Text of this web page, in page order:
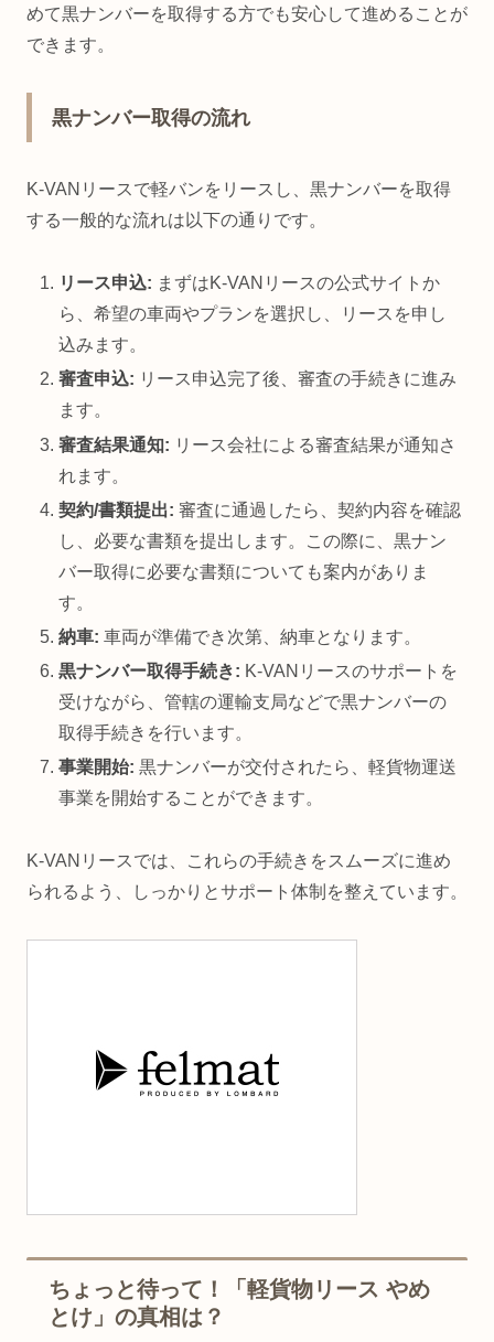
めて黒ナンバーを取得する方でも安心して進めることが
できます。
黒ナンバー取得の流れ
K-VANリースで軽バンをリースし、黒ナンバーを取得
する一般的な流れは以下の通りです。
リース申込: まずはK-VANリースの公式サイトか
ら、希望の車両やプランを選択し、リースを申し
込みます。
審査申込: リース申込完了後、審査の手続きに進み
ます。
審査結果通知: リース会社による審査結果が通知さ
れます。
契約/書類提出: 審査に通過したら、契約内容を確認
し、必要な書類を提出します。この際に、黒ナン
バー取得に必要な書類についても案内がありま
す。
納車: 車両が準備でき次第、納車となります。
黒ナンバー取得手続き: K-VANリースのサポートを
受けながら、管轄の運輸支局などで黒ナンバーの
取得手続きを行います。
事業開始: 黒ナンバーが交付されたら、軽貨物運送
事業を開始することができます。
K-VANリースでは、これらの手続きをスムーズに進め
られるよう、しっかりとサポート体制を整えています。
ちょっと待って！「軽貨物リース やめ
とけ」の真相は？